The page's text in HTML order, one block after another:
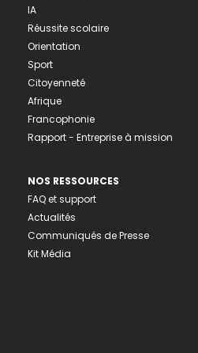
IA
Réussite scolaire
Orientation
Sport
Citoyenneté
Afrique
Francophonie
Rapport - Entreprise à mission
NOS RESSOURCES
FAQ et support
Actualités
Communiqués de Presse
Kit Média